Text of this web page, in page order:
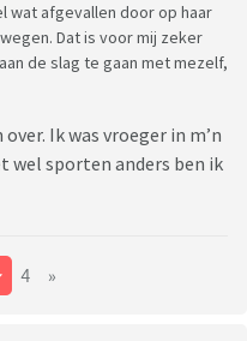
wat afgevallen door op haar
Dat is voor mij zeker
de slag te gaan met mezelf,
Ik was vroeger in m’n
wel sporten anders ben ik
4 »